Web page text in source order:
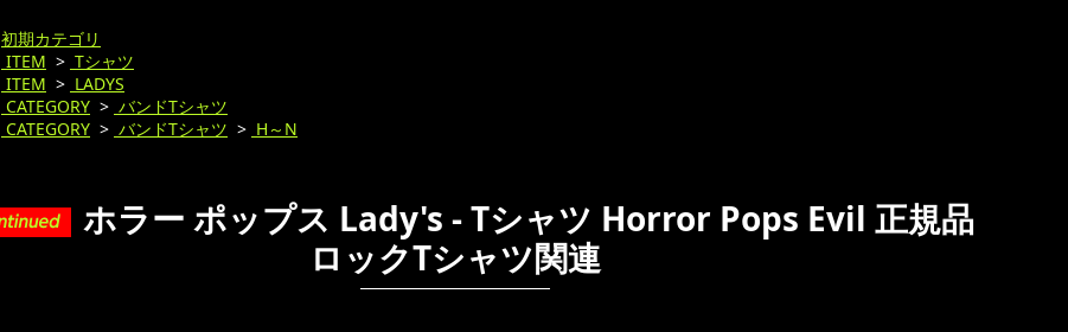
初期カテゴリ
ITEM > Tシャツ
ITEM > LADYS
CATEGORY > バンドTシャツ
CATEGORY > バンドTシャツ > H～N
ホラー ポップス Lady's - Tシャツ Horror Pops Evil 正規品
ロックTシャツ関連